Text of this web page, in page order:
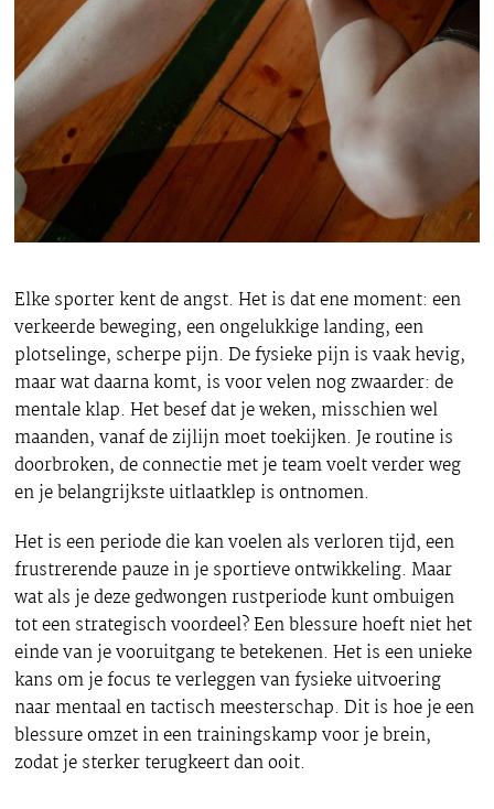
Elke sporter kent de angst. Het is dat ene moment: een
verkeerde beweging, een ongelukkige landing, een
plotselinge, scherpe pijn. De fysieke pijn is vaak hevig,
maar wat daarna komt, is voor velen nog zwaarder: de
mentale klap. Het besef dat je weken, misschien wel
maanden, vanaf de zijlijn moet toekijken. Je routine is
doorbroken, de connectie met je team voelt verder weg
en je belangrijkste uitlaatklep is ontnomen.
Het is een periode die kan voelen als verloren tijd, een
frustrerende pauze in je sportieve ontwikkeling. Maar
wat als je deze gedwongen rustperiode kunt ombuigen
tot een strategisch voordeel? Een blessure hoeft niet het
einde van je vooruitgang te betekenen. Het is een unieke
kans om je focus te verleggen van fysieke uitvoering
naar mentaal en tactisch meesterschap. Dit is hoe je een
blessure omzet in een trainingskamp voor je brein,
zodat je sterker terugkeert dan ooit.